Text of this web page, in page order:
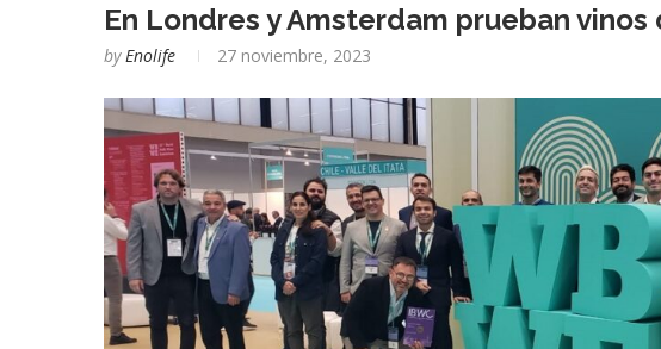
En Londres y Amsterdam prueban
by Enolife 27 noviembre, 2023